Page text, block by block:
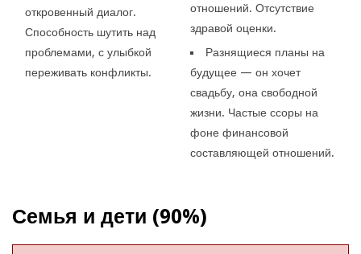
откровенный диалог.
Способность шутить над
проблемами, с улыбкой
переживать конфликты.
отношений. Отсутствие
здравой оценки.
Разнящиеся планы на
будущее — он хочет
свадьбу, она свободной
жизни. Частые ссоры на
фоне финансовой
составляющей отношений.
Семья и дети (90%)